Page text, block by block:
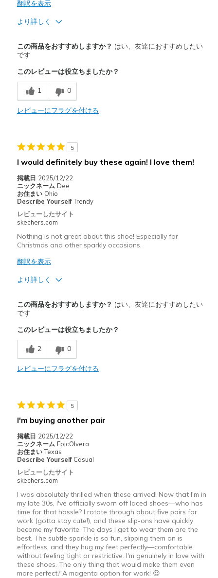
翻訳を表示
より詳しく
Comfortable
この商品をおすすめしますか？ はい、友達におすすめしたい
です
このレビューは役立ちましたか？
1 0
レビューにフラグを付ける
5
I would definitely buy these again! I love them!
掲載日 2025/12/22
ニックネーム Dee
お住まい Ohio
Describe YourselfTrendy
レビューしたサイト
skechers.com
Nothing is not great about this shoe! Especially for
Christmas and other sparkly occasions.
翻訳を表示
より詳しく
Attractive Design
Breathe Well
Comfortable
Durable
以下に最適
Casual Wear
Going Out
Width
Feels true to width
Sizing
View On Shoes
この商品をおすすめしますか？ はい、友達におすすめしたい
です
このレビューは役立ちましたか？
2 0
レビューにフラグを付ける
5
I'm buying another pair
掲載日 2025/12/22
ニックネーム EpicOlvera
お住まい Texas
Describe Yourself Casual
レビューしたサイト
skechers.com
I was absolutely thrilled when these arrived! Now that I'm in
my late 30s, I've officially sworn off laced shoes—who has
time for that hassle? I rotate through about five pairs for
work (gotta stay cute!), and these slip-ons have quickly
become my favorite. The days I get to wear them are the
best. The subtle sparkle is so fun, slipping them on is
effortless, and they hug my feet perfectly—comfortable
without feeling tight or restrictive. I'm genuinely in love with
these shoes. The only thing that would make them even
more perfect? A magenta option for work! 😍